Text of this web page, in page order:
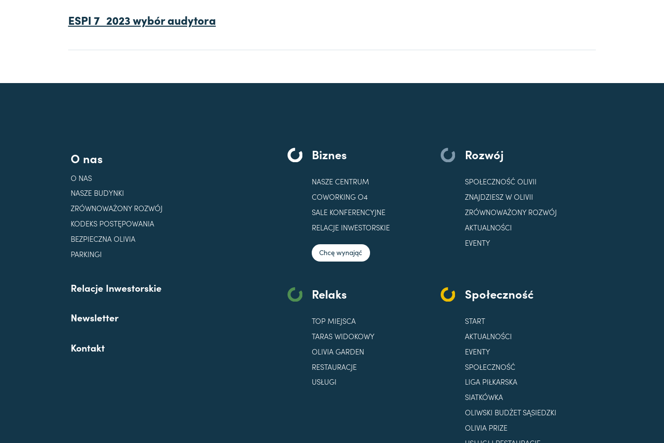
ESPI 7_2023 wybór audytora
O nas
O NAS
NASZE BUDYNKI
ZRÓWNOWAŻONY ROZWÓJ
KODEKS POSTĘPOWANIA
BEZPIECZNA OLIVIA
PARKINGI
Relacje Inwestorskie
Newsletter
Kontakt
Biznes
NASZE CENTRUM
COWORKING O4
SALE KONFERENCYJNE
RELACJE INWESTORSKIE
Chcę wynająć
Rozwój
SPOŁECZNOŚĆ OLIVII
ZNAJDZIESZ W OLIVII
ZRÓWNOWAŻONY ROZWÓJ
AKTUALNOŚCI
EVENTY
Relaks
TOP MIEJSCA
TARAS WIDOKOWY
OLIVIA GARDEN
RESTAURACJE
USŁUGI
Społeczność
START
AKTUALNOŚCI
EVENTY
SPOŁECZNOŚĆ
LIGA PIŁKARSKA
SIATKÓWKA
OLIWSKI BUDŻET SĄSIEDZKI
OLIVIA PRIZE